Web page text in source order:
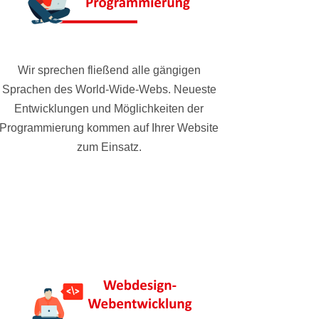
Wir sprechen fließend alle gängigen
Sprachen des World-Wide-Webs. Neueste
Entwicklungen und Möglichkeiten der
Programmierung kommen auf Ihrer Website
zum Einsatz.